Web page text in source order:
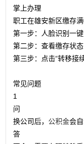
掌上办理
职工在雄安新区缴存
第一步：人脸识别一
第二步：查看缴存状
第三步：点击“转移接
常见问题
1
问
换公司后， 公积金会自
答